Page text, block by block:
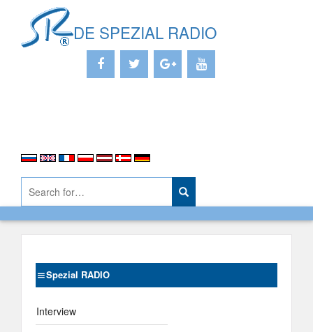
DE SPEZIAL RADIO
Spezial RADIO
Interview